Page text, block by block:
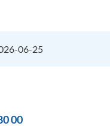
06-25
00